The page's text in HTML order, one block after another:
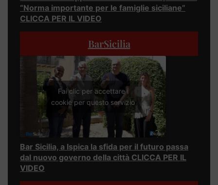
“Norma importante per le famiglie siciliane”
CLICCA PER IL VIDEO
BarSicilia
Fai clic per accettare i
cookie per questo servizio
Bar Sicilia, a Ispica la sfida per il futuro passa
dal nuovo governo della città CLICCA PER IL
VIDEO